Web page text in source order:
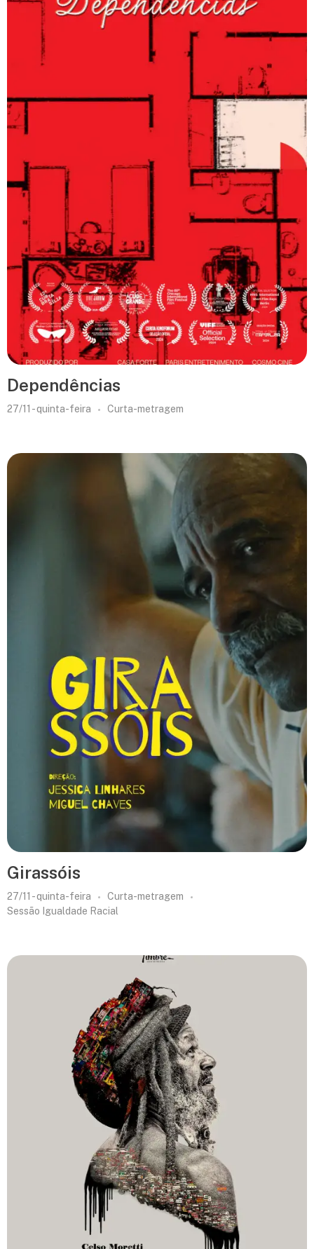
Dependências
27/11 - quinta-feira Curta-metragem
Girassóis
27/11 - quinta-feira
Curta-metragem
Sessão Igualdade Racial